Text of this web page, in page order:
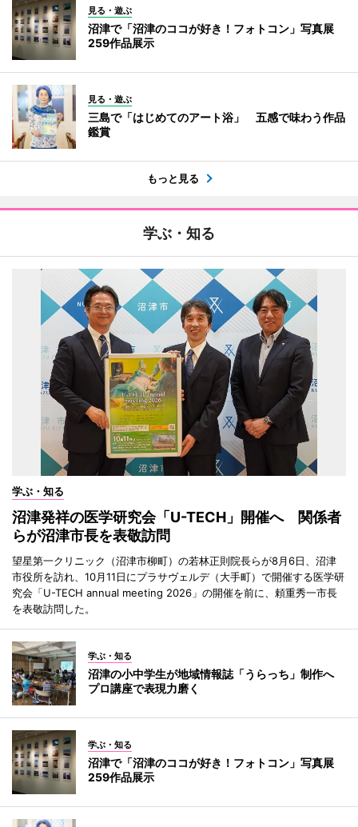
見る・遊ぶ
沼津で「沼津のココが好き！フォトコン」写真展
259作品展示
見る・遊ぶ
三島で「はじめてのアート浴」 五感で味わう作品
鑑賞
もっと見る
学ぶ・知る
学ぶ・知る
沼津発祥の医学研究会「U-TECH」開催へ 関係者
らが沼津市長を表敬訪問
望星第一クリニック（沼津市柳町）の若林正則院長らが8月6日、沼津
市役所を訪れ、10月11日にプラサヴェルデ（大手町）で開催する医学研
究会「U-TECH annual meeting 2026」の開催を前に、頼重秀一市長
を表敬訪問した。
学ぶ・知る
沼津の小中学生が地域情報誌「うらっち」制作へ
プロ講座で表現力磨く
学ぶ・知る
沼津で「沼津のココが好き！フォトコン」写真展
259作品展示